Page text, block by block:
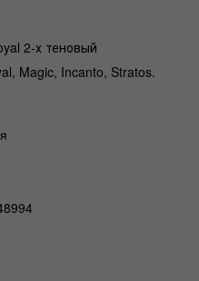
2-х теновый
Magic, Incanto, Stratos.